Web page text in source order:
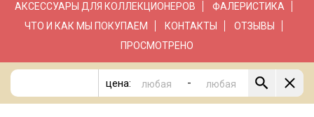
АКСЕССУАРЫ ДЛЯ КОЛЛЕКЦИОНЕРОВ
ФАЛЕРИСТИКА
ЧТО И КАК МЫ ПОКУПАЕМ
КОНТАКТЫ
ОТЗЫВЫ
ПРОСМОТРЕНО
цена: -